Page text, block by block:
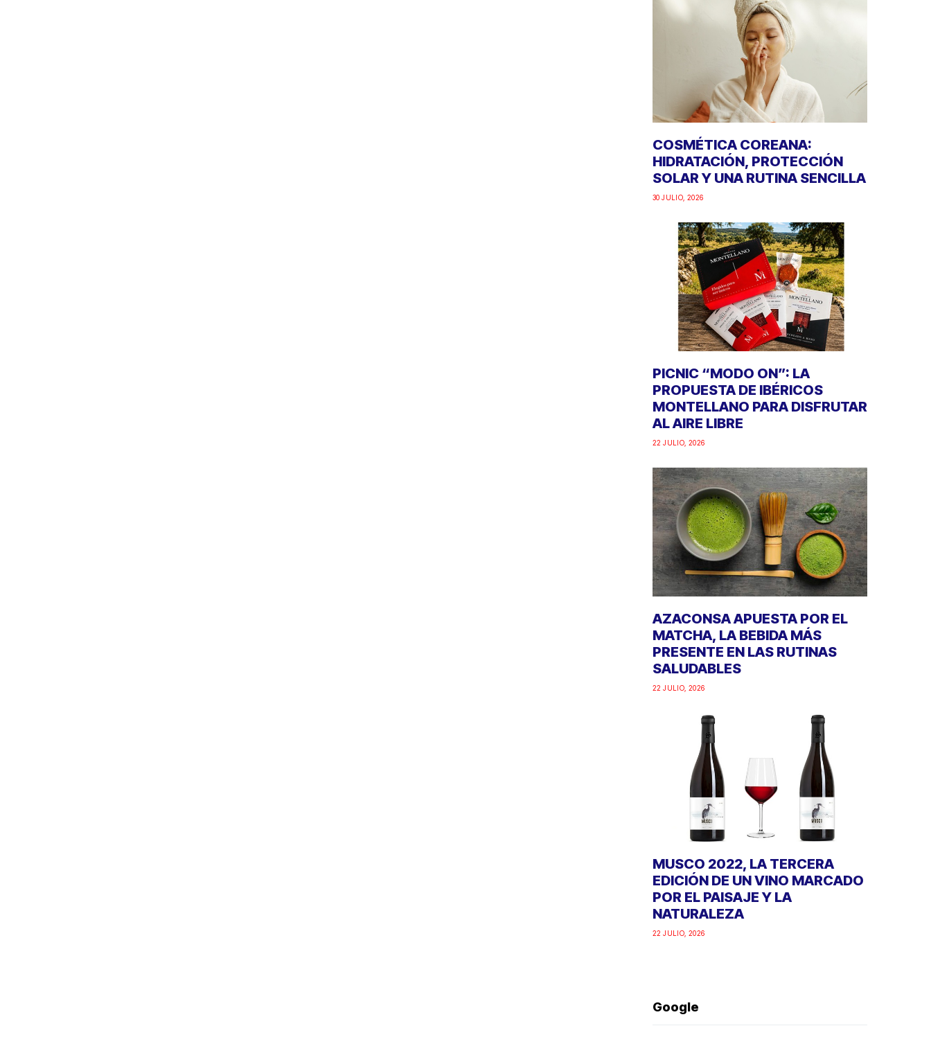
COSMÉTICA COREANA:
HIDRATACIÓN, PROTECCIÓN
SOLAR Y UNA RUTINA SENCILLA
30 JULIO, 2026
PICNIC “MODO ON”: LA
PROPUESTA DE IBÉRICOS
MONTELLANO PARA DISFRUTAR
AL AIRE LIBRE
22 JULIO, 2026
AZACONSA APUESTA POR EL
MATCHA, LA BEBIDA MÁS
PRESENTE EN LAS RUTINAS
SALUDABLES
22 JULIO, 2026
MUSCO 2022, LA TERCERA
EDICIÓN DE UN VINO MARCADO
POR EL PAISAJE Y LA
NATURALEZA
22 JULIO, 2026
Google